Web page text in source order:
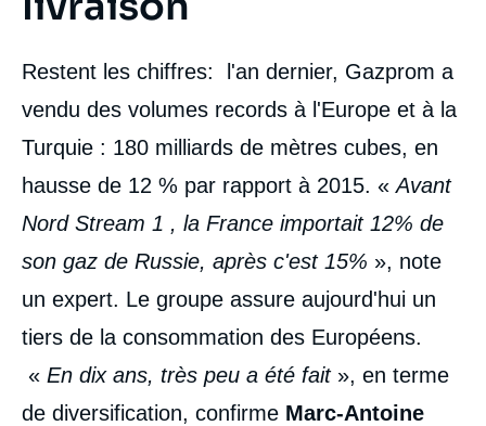
Restent les chiffres: l'an dernier, Gazprom a
vendu des volumes records à l'Europe et à la
Turquie : 180 milliards de mètres cubes, en
hausse de 12 % par rapport à 2015. «Avant
Nord Stream 1 , la France importait 12% de
son gaz de Russie, après c'est 15% », note
un expert. Le groupe assure aujourd'hui un
tiers de la consommation des Européens.
« En dix ans, très peu a été fait», en terme
de diversification, confirme Marc-Antoine